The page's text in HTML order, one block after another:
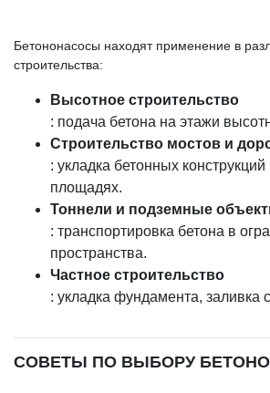
Бетононасосы находят применение в
строительства:
Высотное строительство
: подача бетона на этажи
Строительство мостов и
: укладка бетонных
площадях.
Тоннели и подземные
: транспортировка бетона в
пространства.
Частное строительство
: укладка фундамента, заливка
СОВЕТЫ ПО ВЫБОРУ